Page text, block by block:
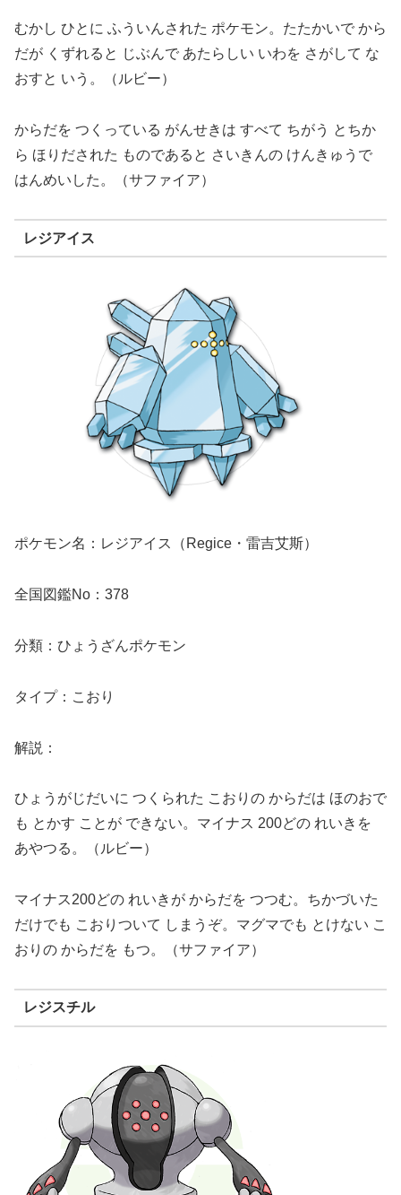
むかし ひとに ふういんされた ポケモン。たたかいで から
だが くずれると じぶんで あたらしい いわを さがして な
おすと いう。（ルビー）
からだを つくっている がんせきは すべて ちがう とちか
ら ほりだされた ものであると さいきんの けんきゅうで
はんめいした。（サファイア）
レジアイス
ポケモン名：レジアイス（Regice・雷吉艾斯）
全国図鑑No：378
分類：ひょうざんポケモン
タイプ：こおり
解説：
ひょうがじだいに つくられた こおりの からだは ほのおで
も とかす ことが できない。マイナス 200どの れいきを
あやつる。（ルビー）
マイナス200どの れいきが からだを つつむ。ちかづいた
だけでも こおりついて しまうぞ。マグマでも とけない こ
おりの からだを もつ。（サファイア）
レジスチル